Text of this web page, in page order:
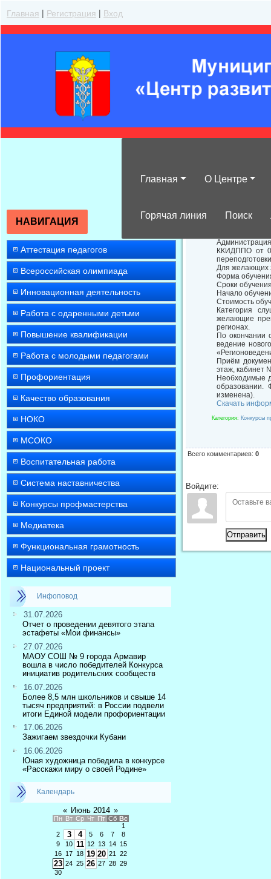
Главная | Регистрация | Вход
Главная О Центре
Горячая линия Поиск
НАВИГАЦИЯ
Аттестация педагогов
Всероссийская олимпиада
Инновационная деятельность
Работа с одаренными детьми
Повышение квалификации
Работа с молодыми педагогами
Профориентация
Качество образования
НОКО
МСОКО
Воспитательная работа
Система наставничества
Конкурсы профмастерства
Медиатека
Функциональная грамотность
Национальный проект
Инфоповод
31.07.2026
Отчет о проведении девятого этапа
эстафеты «Мои финансы»
27.07.2026
МАОУ СОШ № 9 города Армавир
вошла в число победителей Конкурса
инициатив родительских сообществ
16.07.2026
Более 8,5 млн школьников и свыше 14
тысяч предприятий: в России подвели
итоги Единой модели профориентации
17.06.2026
Зажигаем звездочки Кубани
16.06.2026
Юная художница победила в конкурсе
«Расскажи миру о своей Родине»
Календарь
« Июнь 2014 »
Пн Вт Ср Чт Пт Сб Вс
1
2
3 4 5 6 7
8
9
10 11 12 13 14
15
16
17 18 19 20 21 22
23 24 25 26 27 28 29
30
ККИДППО от
Для желающих
Форма
Сроки
Начало
Стоимость
Категория
желающие
регионах.
По окончании
ведение
Приём
этаж, кабинет
Необходимые
образовании.
изменена).
Скачать
Категория: Конкурсы
Всего комментариев: 0
Войдите:
Отправить